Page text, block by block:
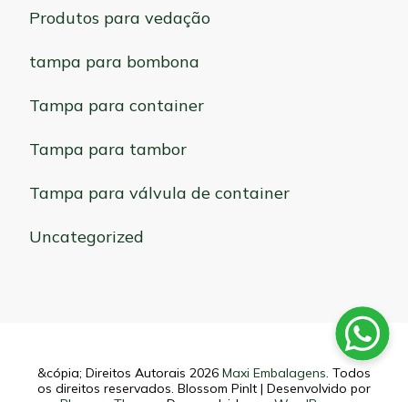
Produtos para vedação
tampa para bombona
Tampa para container
Tampa para tambor
Tampa para válvula de container
Uncategorized
&cópia; Direitos Autorais 2026 Maxi Embalagens. Todos
os direitos reservados. Blossom PinIt | Desenvolvido por